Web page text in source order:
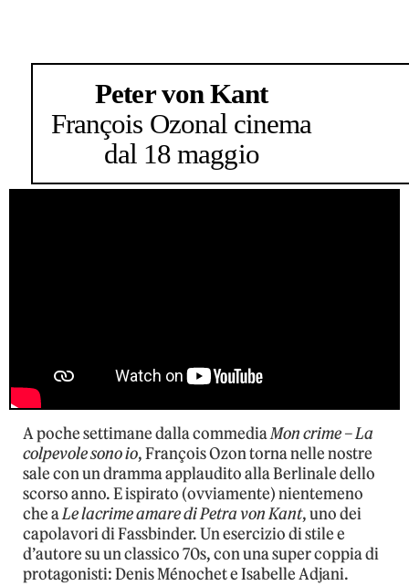
Peter von Kant
François Ozonal cinema
dal 18 maggio
A poche settimane dalla commediaMon crime – La
colpevole sono io, François Ozon torna nelle nostre
sale con un dramma applaudito alla Berlinale dello
scorso anno. E ispirato (ovviamente) nientemeno
che aLe lacrime amare di Petra von Kant, uno dei
capolavori di Fassbinder. Un esercizio di stile e
d’autore su un classico 70s, con una super coppia di
protagonisti: Denis Ménochet e Isabelle Adjani.